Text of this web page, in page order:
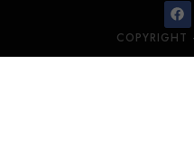
COPYRIGHT